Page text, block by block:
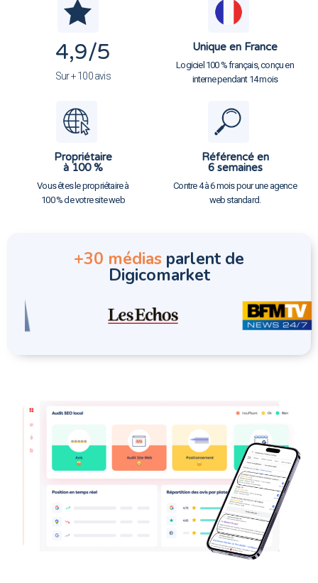
4,9/5
Sur + 100 avis
Unique en France
Logiciel 100 % français, conçu en
interne pendant 14 mois
Propriétaire
à 100 %
Vous êtes le propriétaire à
100 % de votre site web
Référencé en
6 semaines
Contre 4 à 6 mois pour une agence
web standard.
+30 médias parlent de
Digicomarket